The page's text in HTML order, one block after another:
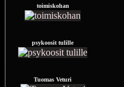
toimiskohan
psykoosit tulille
Tuomas Veturi